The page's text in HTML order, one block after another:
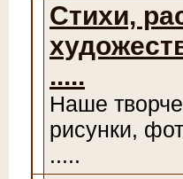
Стихи,
.....
Наше
рисунки,
.....